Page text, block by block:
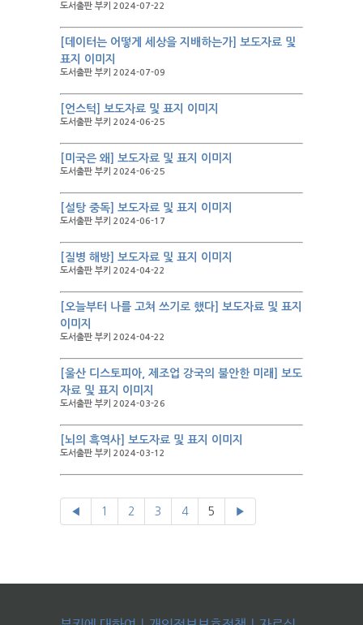
도서출판 부키 2024-07-22
[데이터는 어떻게 세상을 지배하는가] 보도자료 및
표지 이미지
도서출판 부키 2024-07-09
[언스턱] 보도자료 및 표지 이미지
도서출판 부키 2024-06-25
[미국은 왜] 보도자료 및 표지 이미지
도서출판 부키 2024-06-25
[설탕 중독] 보도자료 및 표지 이미지
도서출판 부키 2024-06-17
[질병 해방] 보도자료 및 표지 이미지
도서출판 부키 2024-04-22
[오늘부터 나를 고쳐 쓰기로 했다] 보도자료 및 표지
이미지
도서출판 부키 2024-04-22
[울산 디스토피아, 제조업 강국의 불안한 미래] 보도
자료 및 표지 이미지
도서출판 부키 2024-03-26
[뇌의 흑역사] 보도자료 및 표지 이미지
도서출판 부키 2024-03-12
◀ 1 2 3 4 5 ▶